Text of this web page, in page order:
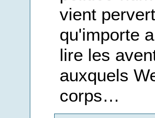
vient
qu'importe
lire les
auxquels
corps…